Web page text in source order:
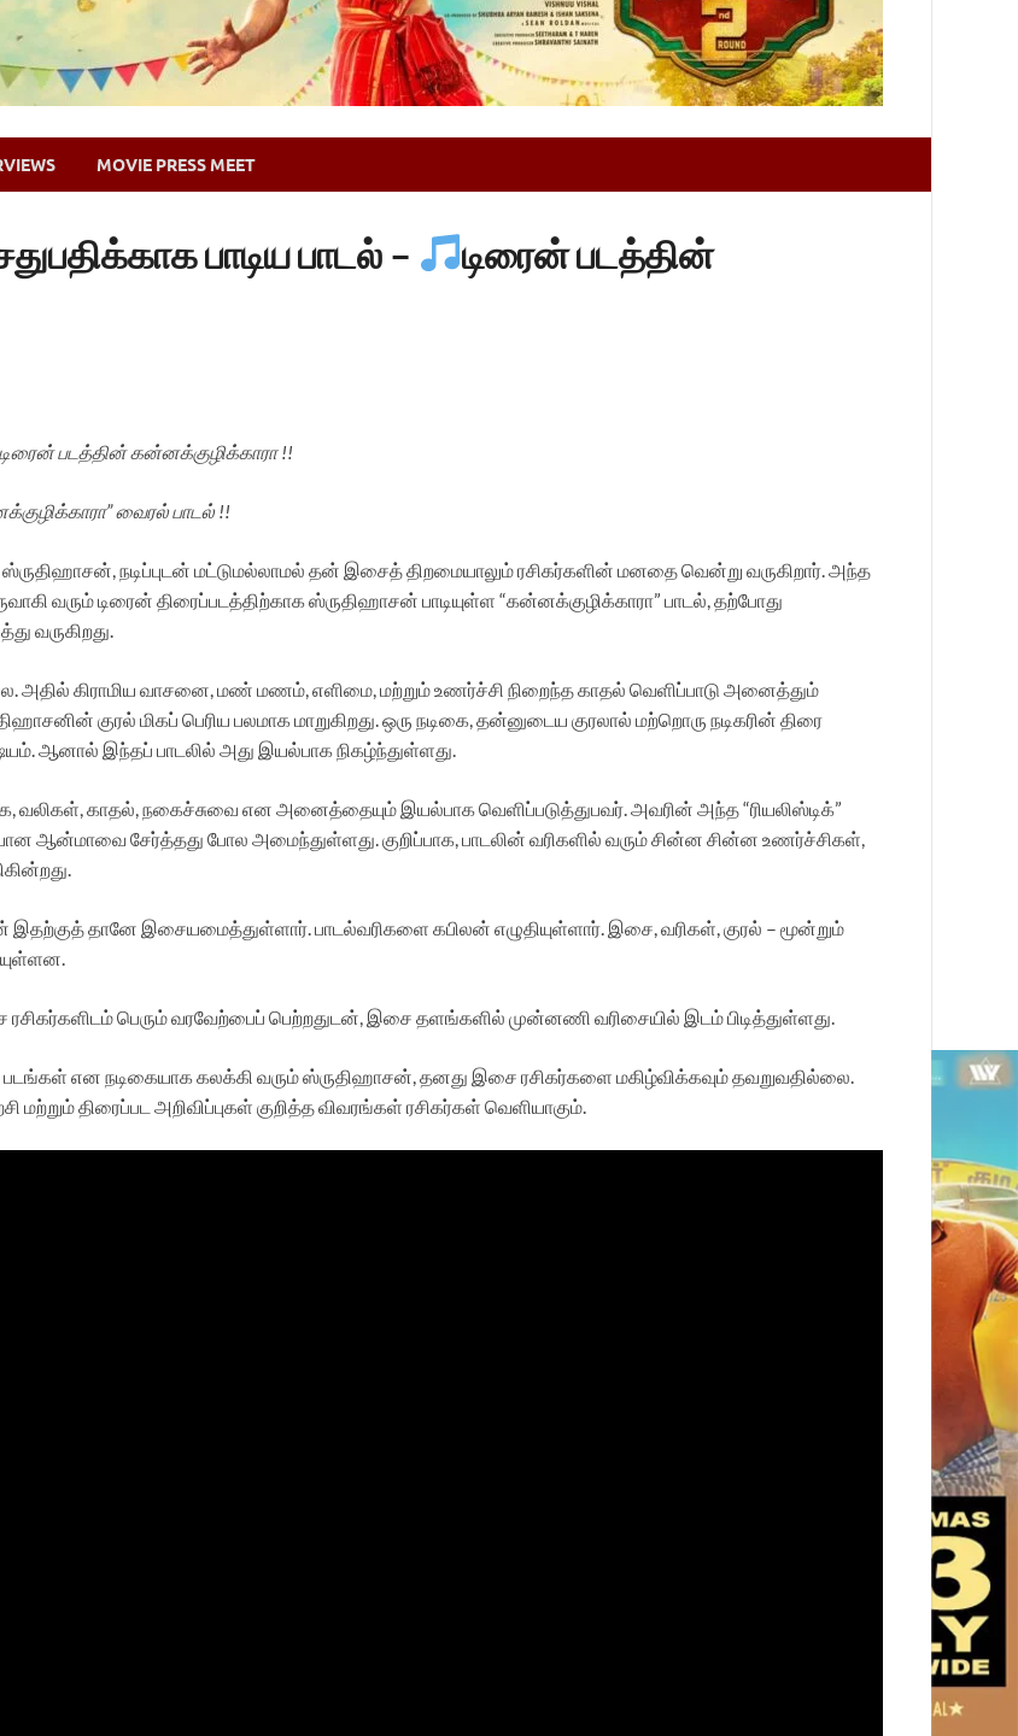
MOVIE PRESS MEET
பாடிய பாடல் –
டிரைன் படத்தின்
டிரைன் படத்தின் கன்னக்குழிக்காரா !!
வைரல் பாடல் !!
நடிப்புடன் மட்டுமல்லாமல் தன் இசைத் திறமையாலும் ரசிகர்களின் மனதை வென்று வருகிறார். அந்த
வரும் டிரைன் திரைப்படத்திற்காக ஸ்ருதிஹாசன் பாடியுள்ள “கன்னக்குழிக்காரா” பாடல், தற்போது
வருகிறது.
அதில் கிராமிய வாசனை, மண் மணம், எளிமை, மற்றும் உணர்ச்சி நிறைந்த காதல் வெளிப்பாடு அனைத்தும்
குரல் மிகப் பெரிய பலமாக மாறுகிறது. ஒரு நடிகை, தன்னுடைய குரலால் மற்றொரு நடிகரின் திரை
ஆனால் இந்தப் பாடலில் அது இயல்பாக நிகழ்ந்துள்ளது.
வலிகள், காதல், நகைச்சுவை என அனைத்தையும் இயல்பாக வெளிப்படுத்துபவர். அவரின் அந்த “ரியலிஸ்டிக்”
ஆன்மாவை சேர்த்தது போல அமைந்துள்ளது. குறிப்பாக, பாடலின் வரிகளில் வரும் சின்ன சின்ன உணர்ச்சிகள்,
தானே இசையமைத்துள்ளார். பாடல்வரிகளை கபிலன் எழுதியுள்ளார். இசை, வரிகள், குரல் – மூன்றும்
பெரும் வரவேற்பைப் பெற்றதுடன், இசை தளங்களில் முன்னணி வரிசையில் இடம் பிடித்துள்ளது.
படங்கள் என நடிகையாக கலக்கி வரும் ஸ்ருதிஹாசன், தனது இசை ரசிகர்களை மகிழ்விக்கவும் தவறுவதில்லை.
மற்றும் திரைப்பட அறிவிப்புகள் குறித்த விவரங்கள் ரசிகர்கள் வெளியாகும்.